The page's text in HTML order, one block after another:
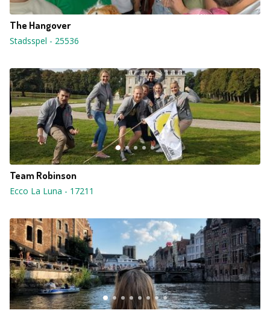
The Hangover
Stadsspel - 25536
Team Robinson
Ecco La Luna - 17211